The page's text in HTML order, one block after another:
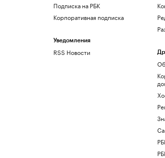
Подписка на РБК
Корпоративная подписка
Уведомления
RSS Новости